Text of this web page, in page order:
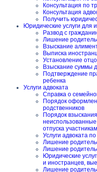
Консультация по
Консультация
Получить
Юридические услуги для
Развод с
Лишение
Взыскание
Выписка
Установление
Взыскание суммы
Подтверждение
ребенка
Услуги адвоката
Справка о
Порядок
родственников
Порядок
отпуска
Услуги адвоката
Лишение
Лишение
Юридические
и иностранцев,
Лишение